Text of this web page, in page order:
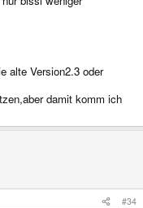
alte Version2.3 oder
damit komm ich
#34